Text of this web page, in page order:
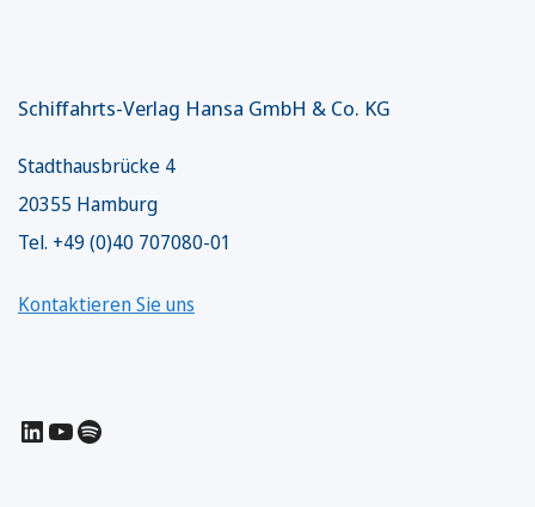
Schiffahrts-Verlag Hansa GmbH & Co. KG
Stadthausbrücke 4
20355 Hamburg
Tel. +49 (0)40 707080-01
Kontaktieren Sie uns
LinkedIn
YouTube
Spotify